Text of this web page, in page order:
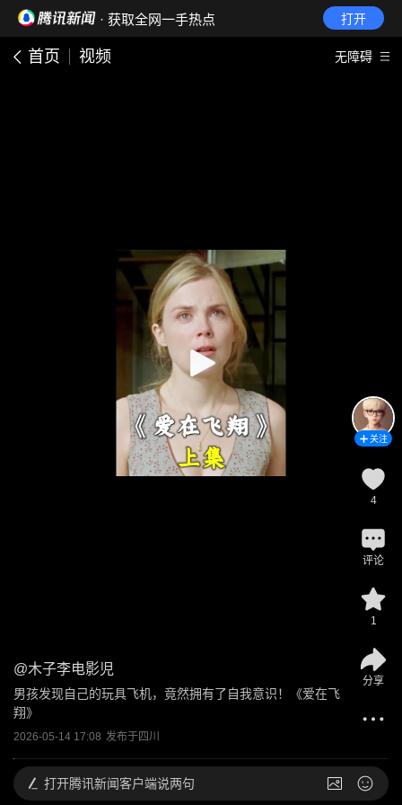
· 获取全网一手热点 打开
首页 视频 无障碍
@木子李电影児
男孩发现自己的玩具飞机，竟然拥有了自我意识！《爱在飞
翔》
2026-05-14 17:08 发布于四川
关注
4
评论
1
分享
打开腾讯新闻客户端说两句